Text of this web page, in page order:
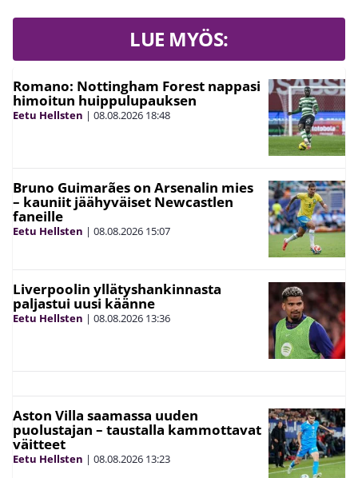
LUE MYÖS:
Romano: Nottingham Forest nappasi
himoitun huippulupauksen
Eetu Hellsten | 08.08.2026 18:48
Bruno Guimarães on Arsenalin mies
– kauniit jäähyväiset Newcastlen
faneille
Eetu Hellsten | 08.08.2026 15:07
Liverpoolin yllätyshankinnasta
paljastui uusi käänne
Eetu Hellsten | 08.08.2026 13:36
Aston Villa saamassa uuden
puolustajan – taustalla kammottavat
väitteet
Eetu Hellsten | 08.08.2026 13:23